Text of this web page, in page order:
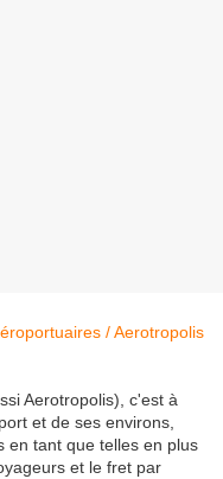
Aerotropolis), c'est à
et de ses environs,
en tant que telles en plus
et le fret par